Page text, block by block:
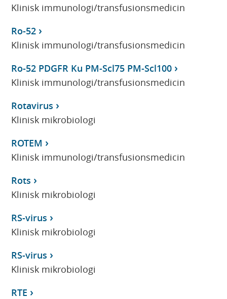
Klinisk immunologi/transfusionsmedicin
Ro-52
Klinisk immunologi/transfusionsmedicin
Ro-52 PDGFR Ku PM-Scl75 PM-Scl100
Klinisk immunologi/transfusionsmedicin
Rotavirus
Klinisk mikrobiologi
ROTEM
Klinisk immunologi/transfusionsmedicin
Rots
Klinisk mikrobiologi
RS-virus
Klinisk mikrobiologi
RS-virus
Klinisk mikrobiologi
RTE